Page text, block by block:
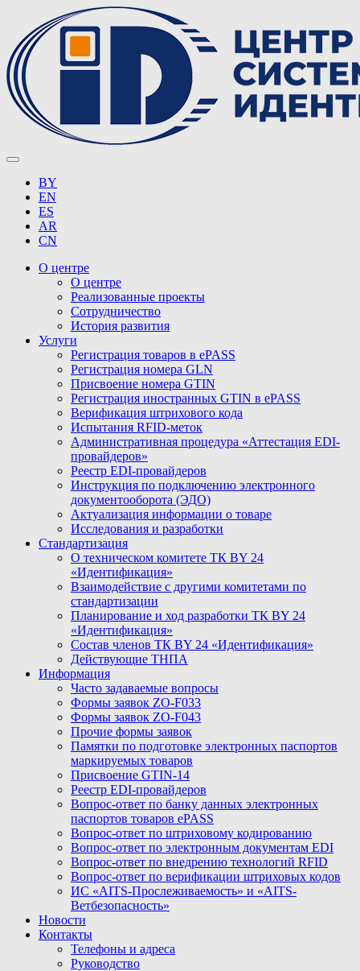
BY
EN
ES
AR
CN
О центре
О центре
Реализованные проекты
Сотрудничество
История развития
Услуги
Регистрация товаров в ePASS
Регистрация номера GLN
Присвоение номера GTIN
Регистрация иностранных GTIN в ePASS
Верификация штрихового кода
Испытания RFID-меток
Административная процедура «Аттестация EDI-
провайдеров»
Реестр EDI-провайдеров
Инструкция по подключению электронного
документооборота (ЭДО)
Актуализация информации о товаре
Исследования и разработки
Стандартизация
О техническом комитете ТК BY 24
«Идентификация»
Взаимодействие с другими комитетами по
стандартизации
Планирование и ход разработки ТК BY 24
«Идентификация»
Состав членов ТК BY 24 «Идентификация»
Действующие ТНПА
Информация
Часто задаваемые вопросы
Формы заявок ZO-F033
Формы заявок ZO-F043
Прочие формы заявок
Памятки по подготовке электронных паспортов
маркируемых товаров
Присвоение GTIN-14
Реестр EDI-провайдеров
Вопрос-ответ по банку данных электронных
паспортов товаров ePASS
Вопрос-ответ по штриховому кодированию
Вопрос-ответ по электронным документам EDI
Вопрос-ответ по внедрению технологий RFID
Вопрос-ответ по верификации штриховых кодов
ИС «AITS-Прослеживаемость» и «AITS-
Ветбезопасность»
Новости
Контакты
Телефоны и адреса
Руководство